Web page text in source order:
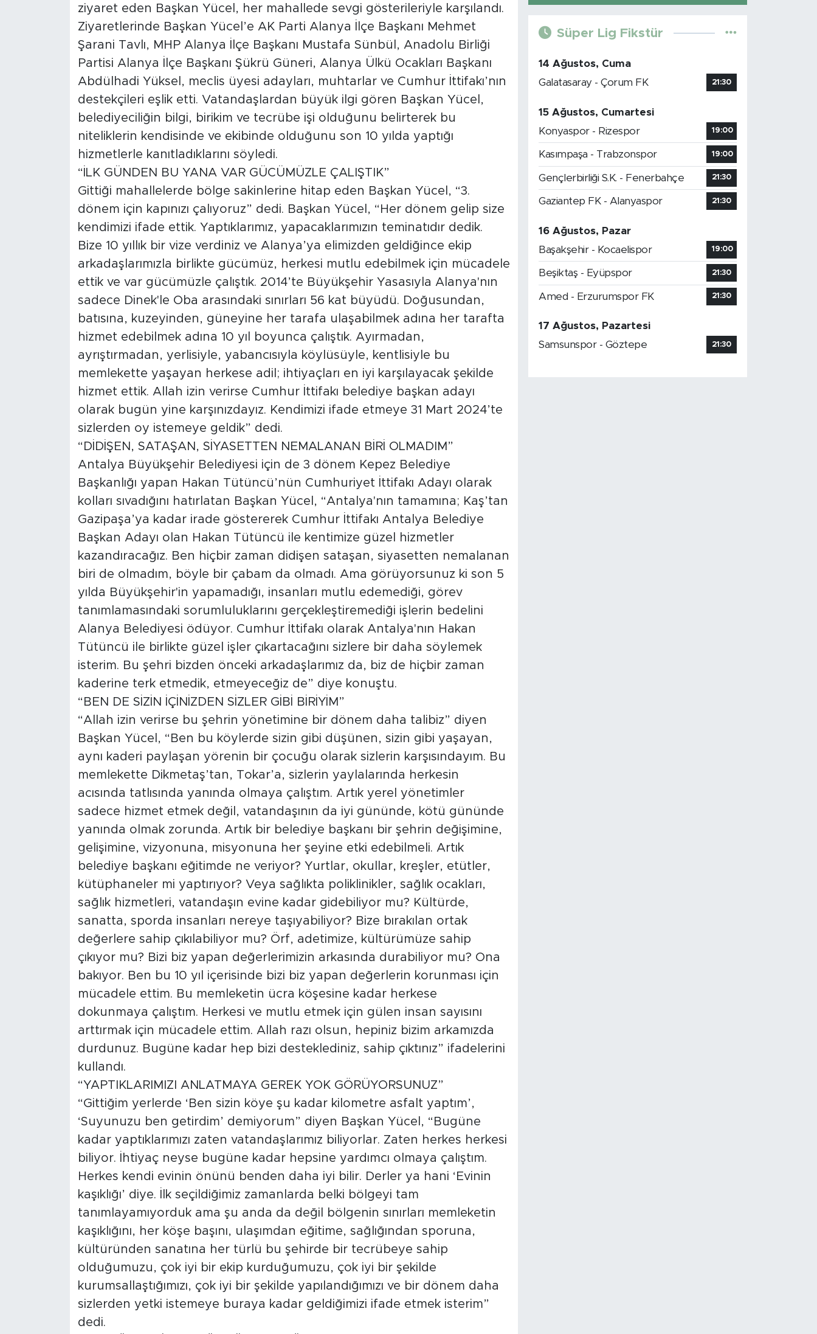
ziyaret eden Başkan Yücel, her mahallede sevgi gösterileriyle karşılandı.
Ziyaretlerinde Başkan Yücel’e AK Parti Alanya İlçe Başkanı Mehmet
Şarani Tavlı, MHP Alanya İlçe Başkanı Mustafa Sünbül, Anadolu Birliği
Partisi Alanya İlçe Başkanı Şükrü Güneri, Alanya Ülkü Ocakları Başkanı
Abdülhadi Yüksel, meclis üyesi adayları, muhtarlar ve Cumhur İttifakı’nın
destekçileri eşlik etti. Vatandaşlardan büyük ilgi gören Başkan Yücel,
belediyeciliğin bilgi, birikim ve tecrübe işi olduğunu belirterek bu
niteliklerin kendisinde ve ekibinde olduğunu son 10 yılda yaptığı
hizmetlerle kanıtladıklarını söyledi.
“İLK GÜNDEN BU YANA VAR GÜCÜMÜZLE ÇALIŞTIK”
Gittiği mahallelerde bölge sakinlerine hitap eden Başkan Yücel, “3.
dönem için kapınızı çalıyoruz” dedi. Başkan Yücel, “Her dönem gelip size
kendimizi ifade ettik. Yaptıklarımız, yapacaklarımızın teminatıdır dedik.
Bize 10 yıllık bir vize verdiniz ve Alanya’ya elimizden geldiğince ekip
arkadaşlarımızla birlikte gücümüz, herkesi mutlu edebilmek için mücadele
ettik ve var gücümüzle çalıştık. 2014’te Büyükşehir Yasasıyla Alanya'nın
sadece Dinek'le Oba arasındaki sınırları 56 kat büyüdü. Doğusundan,
batısına, kuzeyinden, güneyine her tarafa ulaşabilmek adına her tarafta
hizmet edebilmek adına 10 yıl boyunca çalıştık. Ayırmadan,
ayrıştırmadan, yerlisiyle, yabancısıyla köylüsüyle, kentlisiyle bu
memlekette yaşayan herkese adil; ihtiyaçları en iyi karşılayacak şekilde
hizmet ettik. Allah izin verirse Cumhur İttifakı belediye başkan adayı
olarak bugün yine karşınızdayız. Kendimizi ifade etmeye 31 Mart 2024’te
sizlerden oy istemeye geldik” dedi.
“DİDİŞEN, SATAŞAN, SİYASETTEN NEMALANAN BİRİ OLMADIM”
Antalya Büyükşehir Belediyesi için de 3 dönem Kepez Belediye
Başkanlığı yapan Hakan Tütüncü’nün Cumhuriyet İttifakı Adayı olarak
kolları sıvadığını hatırlatan Başkan Yücel, “Antalya'nın tamamına; Kaş’tan
Gazipaşa’ya kadar irade göstererek Cumhur İttifakı Antalya Belediye
Başkan Adayı olan Hakan Tütüncü ile kentimize güzel hizmetler
kazandıracağız. Ben hiçbir zaman didişen sataşan, siyasetten nemalanan
biri de olmadım, böyle bir çabam da olmadı. Ama görüyorsunuz ki son 5
yılda Büyükşehir'in yapamadığı, insanları mutlu edemediği, görev
tanımlamasındaki sorumluluklarını gerçekleştiremediği işlerin bedelini
Alanya Belediyesi ödüyor. Cumhur İttifakı olarak Antalya'nın Hakan
Tütüncü ile birlikte güzel işler çıkartacağını sizlere bir daha söylemek
isterim. Bu şehri bizden önceki arkadaşlarımız da, biz de hiçbir zaman
kaderine terk etmedik, etmeyeceğiz de” diye konuştu.
“BEN DE SİZİN İÇİNİZDEN SİZLER GİBİ BİRİYİM”
“Allah izin verirse bu şehrin yönetimine bir dönem daha talibiz” diyen
Başkan Yücel, “Ben bu köylerde sizin gibi düşünen, sizin gibi yaşayan,
aynı kaderi paylaşan yörenin bir çocuğu olarak sizlerin karşısındayım. Bu
memlekette Dikmetaş’tan, Tokar’a, sizlerin yaylalarında herkesin
acısında tatlısında yanında olmaya çalıştım. Artık yerel yönetimler
sadece hizmet etmek değil, vatandaşının da iyi gününde, kötü gününde
yanında olmak zorunda. Artık bir belediye başkanı bir şehrin değişimine,
gelişimine, vizyonuna, misyonuna her şeyine etki edebilmeli. Artık
belediye başkanı eğitimde ne veriyor? Yurtlar, okullar, kreşler, etütler,
kütüphaneler mi yaptırıyor? Veya sağlıkta poliklinikler, sağlık ocakları,
sağlık hizmetleri, vatandaşın evine kadar gidebiliyor mu? Kültürde,
sanatta, sporda insanları nereye taşıyabiliyor? Bize bırakılan ortak
değerlere sahip çıkılabiliyor mu? Örf, adetimize, kültürümüze sahip
çıkıyor mu? Bizi biz yapan değerlerimizin arkasında durabiliyor mu? Ona
bakıyor. Ben bu 10 yıl içerisinde bizi biz yapan değerlerin korunması için
mücadele ettim. Bu memleketin ücra köşesine kadar herkese
dokunmaya çalıştım. Herkesi ve mutlu etmek için gülen insan sayısını
arttırmak için mücadele ettim. Allah razı olsun, hepiniz bizim arkamızda
durdunuz. Bugüne kadar hep bizi desteklediniz, sahip çıktınız” ifadelerini
kullandı.
“YAPTIKLARIMIZI ANLATMAYA GEREK YOK GÖRÜYORSUNUZ”
“Gittiğim yerlerde ‘Ben sizin köye şu kadar kilometre asfalt yaptım’,
‘Suyunuzu ben getirdim’ demiyorum” diyen Başkan Yücel, “Bugüne
kadar yaptıklarımızı zaten vatandaşlarımız biliyorlar. Zaten herkes herkesi
biliyor. İhtiyaç neyse bugüne kadar hepsine yardımcı olmaya çalıştım.
Herkes kendi evinin önünü benden daha iyi bilir. Derler ya hani ‘Evinin
kaşıklığı’ diye. İlk seçildiğimiz zamanlarda belki bölgeyi tam
tanımlayamıyorduk ama şu anda da değil bölgenin sınırları memleketin
kaşıklığını, her köşe başını, ulaşımdan eğitime, sağlığından sporuna,
kültüründen sanatına her türlü bu şehirde bir tecrübeye sahip
olduğumuzu, çok iyi bir ekip kurduğumuzu, çok iyi bir şekilde
kurumsallaştığımızı, çok iyi bir şekilde yapılandığımızı ve bir dönem daha
sizlerden yetki istemeye buraya kadar geldiğimizi ifade etmek isterim”
dedi.
Süper Lig Fikstür
14 Ağustos, Cuma
Galatasaray - Çorum FK
21:30
15 Ağustos, Cumartesi
Konyaspor - Rizespor
19:00
Kasımpaşa - Trabzonspor 19:00
Gençlerbirliği S.K. - Fenerbahçe 21:30
Gaziantep FK - Alanyaspor 21:30
16 Ağustos, Pazar
Başakşehir - Kocaelispor
19:00
Beşiktaş - Eyüpspor 21:30
Amed - Erzurumspor FK 21:30
17 Ağustos, Pazartesi
Samsunspor - Göztepe
21:30